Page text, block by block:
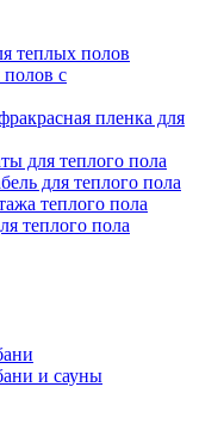
теплых полов
с
пленка для
для теплого пола
для теплого пола
теплого пола
теплого пола
и сауны